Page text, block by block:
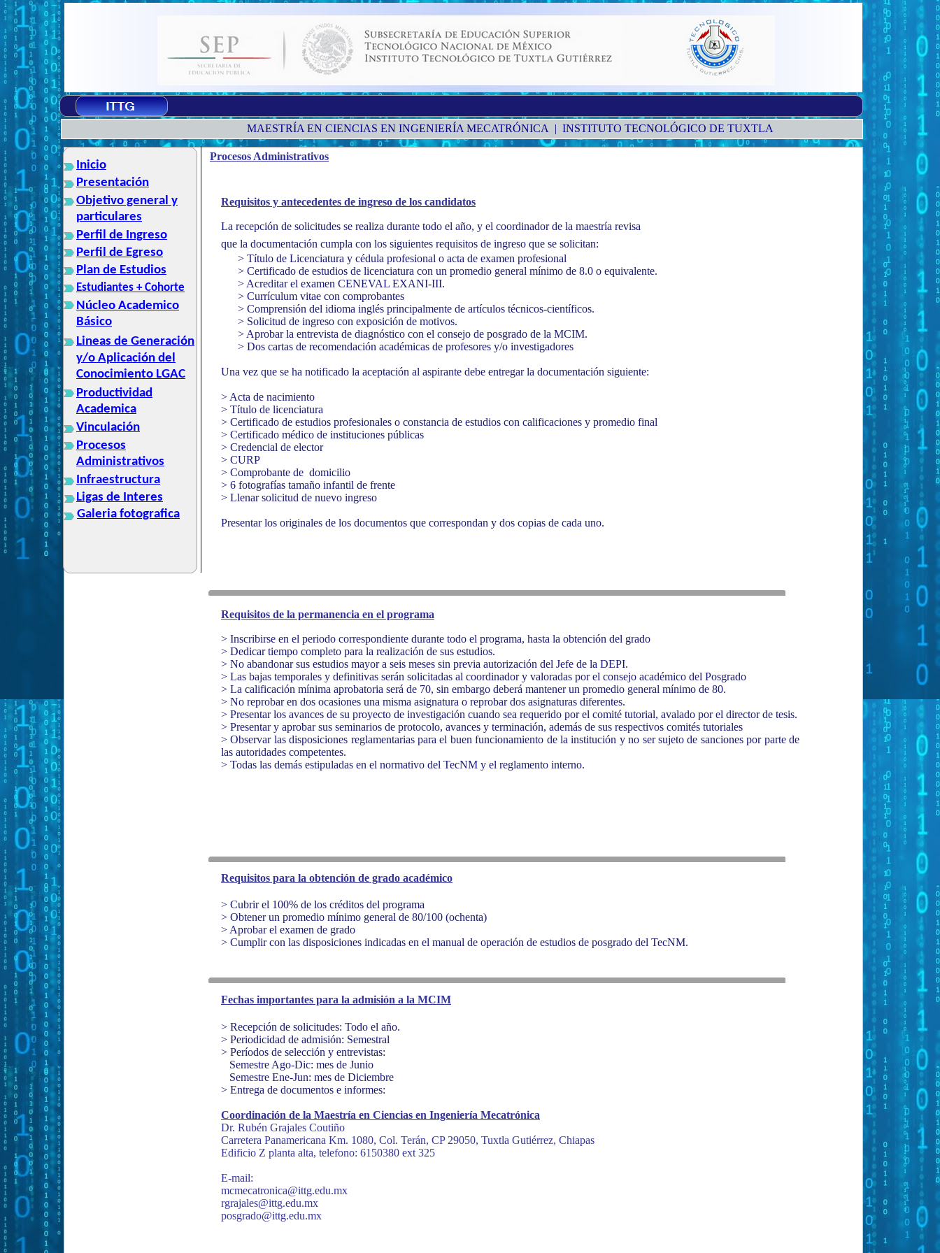
Procesos Administrativos
MAESTRÍA EN CIENCIAS EN INGENIERÍA MECATRÓNICA | INSTITUTO TECNOLÓGICO DE TUXTLA
La recepción de solicitudes se realiza durante todo el año, y el coordinador de la maestría revisa
que la documentación cumpla con los siguientes requisitos de ingreso que se solicitan:
> Título de Licenciatura y cédula profesional o acta de examen profesional
> Certificado de estudios de licenciatura con un promedio general mínimo de 8.0 o equivalente.
> Acreditar el examen CENEVAL EXANI-III.
> Currículum vitae con comprobantes
> Comprensión del idioma inglés principalmente de artículos técnicos-científicos.
> Solicitud de ingreso con exposición de motivos.
> Aprobar la entrevista de diagnóstico con el consejo de posgrado de la MCIM.
> Dos cartas de recomendación académicas de profesores y/o investigadores
Una vez que se ha notificado la aceptación al aspirante debe entregar la documentación siguiente:
> Acta de nacimiento
> Título de licenciatura
> Certificado de estudios profesionales o constancia de estudios con calificaciones y promedio final
> Certificado médico de instituciones públicas
> Credencial de elector
> CURP
> Comprobante de domicilio
> 6 fotografías tamaño infantil de frente
> Llenar solicitud de nuevo ingreso
Presentar los originales de los documentos que correspondan y dos copias de cada uno.
Inicio
Presentación
Objetivo general y
particulares
Perfil de Ingreso
Perfil de Egreso
Plan de Estudios
Estudiantes + Cohorte
Núcleo Academico
Básico
Lineas de Generación
y/o Aplicación del
Conocimiento LGAC
Productividad
Academica
Vinculación
Procesos
Administrativos
Infraestructura
Ligas de Interes
Galeria fotografica
Requisitos y antecedentes de ingreso de los candidatos
Requisitos de la permanencia en el programa
> Inscribirse en el periodo correspondiente durante todo el programa, hasta la obtención del grado
> Dedicar tiempo completo para la realización de sus estudios.
> No abandonar sus estudios mayor a seis meses sin previa autorización del Jefe de la DEPI.
> Las bajas temporales y definitivas serán solicitadas al coordinador y valoradas por el consejo académico del Posgrado
> La calificación mínima aprobatoria será de 70, sin embargo deberá mantener un promedio general mínimo de 80.
> No reprobar en dos ocasiones una misma asignatura o reprobar dos asignaturas diferentes.
> Presentar los avances de su proyecto de investigación cuando sea requerido por el comité tutorial, avalado por el director de tesis.
> Presentar y aprobar sus seminarios de protocolo, avances y terminación, además de sus respectivos comités tutoriales
> Observar las disposiciones reglamentarias para el buen funcionamiento de la institución y no ser sujeto de sanciones por parte de
las autoridades competentes.
> Todas las demás estipuladas en el normativo del TecNM y el reglamento interno.
Requisitos para la obtención de grado académico
> Cubrir el 100% de los créditos del programa
> Obtener un promedio mínimo general de 80/100 (ochenta)
> Aprobar el examen de grado
> Cumplir con las disposiciones indicadas en el manual de operación de estudios de posgrado del TecNM.
Fechas importantes para la admisión a la MCIM
> Recepción de solicitudes: Todo el año.
> Periodicidad de admisión: Semestral
> Períodos de selección y entrevistas:
Semestre Ago-Dic: mes de Junio
Semestre Ene-Jun: mes de Diciembre
> Entrega de documentos e informes:
Coordinación de la Maestría en Ciencias en Ingeniería Mecatrónica
Dr. Rubén Grajales Coutiño
Carretera Panamericana Km. 1080, Col. Terán, CP 29050, Tuxtla Gutiérrez, Chiapas
Edificio Z planta alta, telefono: 6150380 ext 325
E-mail:
mcmecatronica@ittg.edu.mx
rgrajales@ittg.edu.mx
posgrado@ittg.edu.mx